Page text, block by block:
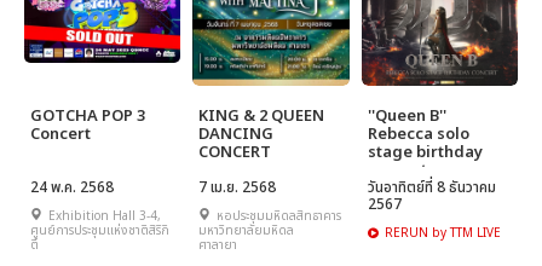
GOTCHA POP 3
Concert
24 พ.ค. 2568
Exhibition Hall 3-4,
ศูนย์การประชุมแห่งชาติสิริกิ
ติ์
KING & 2 QUEEN
DANCING
CONCERT
7 เม.ย. 2568
หอประชุมมหิดลสิทธาคาร
มหาวิทยาลัยมหิดล
ศาลายา
''Queen B''
Rebecca solo
stage birthday
concert
วันอาทิตย์ที่ 8 ธันวาคม
2567
RERUN by TTM LIVE